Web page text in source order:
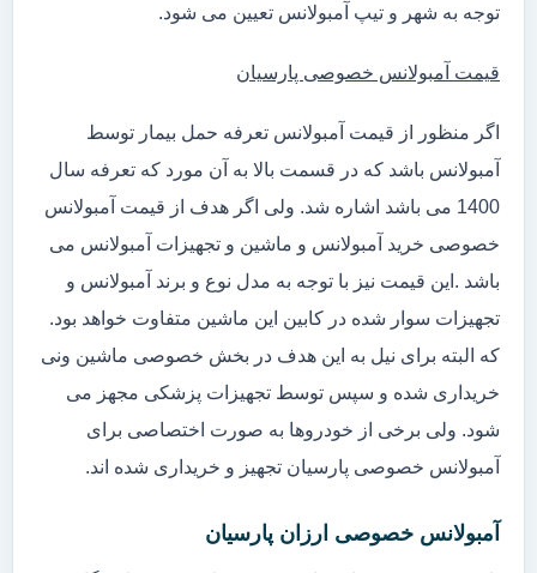
توجه به شهر و تیپ آمبولانس تعیین می شود.
قیمت آمبولانس خصوصی پارسیان
اگر منظور از قیمت آمبولانس تعرفه حمل بیمار توسط
آمبولانس باشد که در قسمت بالا به آن مورد که تعرفه سال
1400 می باشد اشاره شد. ولی اگر هدف از قیمت آمبولانس
خصوصی خرید آمبولانس و ماشین و تجهیزات آمبولانس می
باشد .این قیمت نیز با توجه به مدل نوع و برند آمبولانس و
تجهیزات سوار شده در کابین این ماشین متفاوت خواهد بود.
که البته برای نیل به این هدف در بخش خصوصی ماشین ونی
خریداری شده و سپس توسط تجهیزات پزشکی مجهز می
شود. ولی برخی از خودروها به صورت اختصاصی برای
آمبولانس خصوصی پارسیان تجهیز و خریداری شده اند.
آمبولانس خصوصی ارزان پارسیان